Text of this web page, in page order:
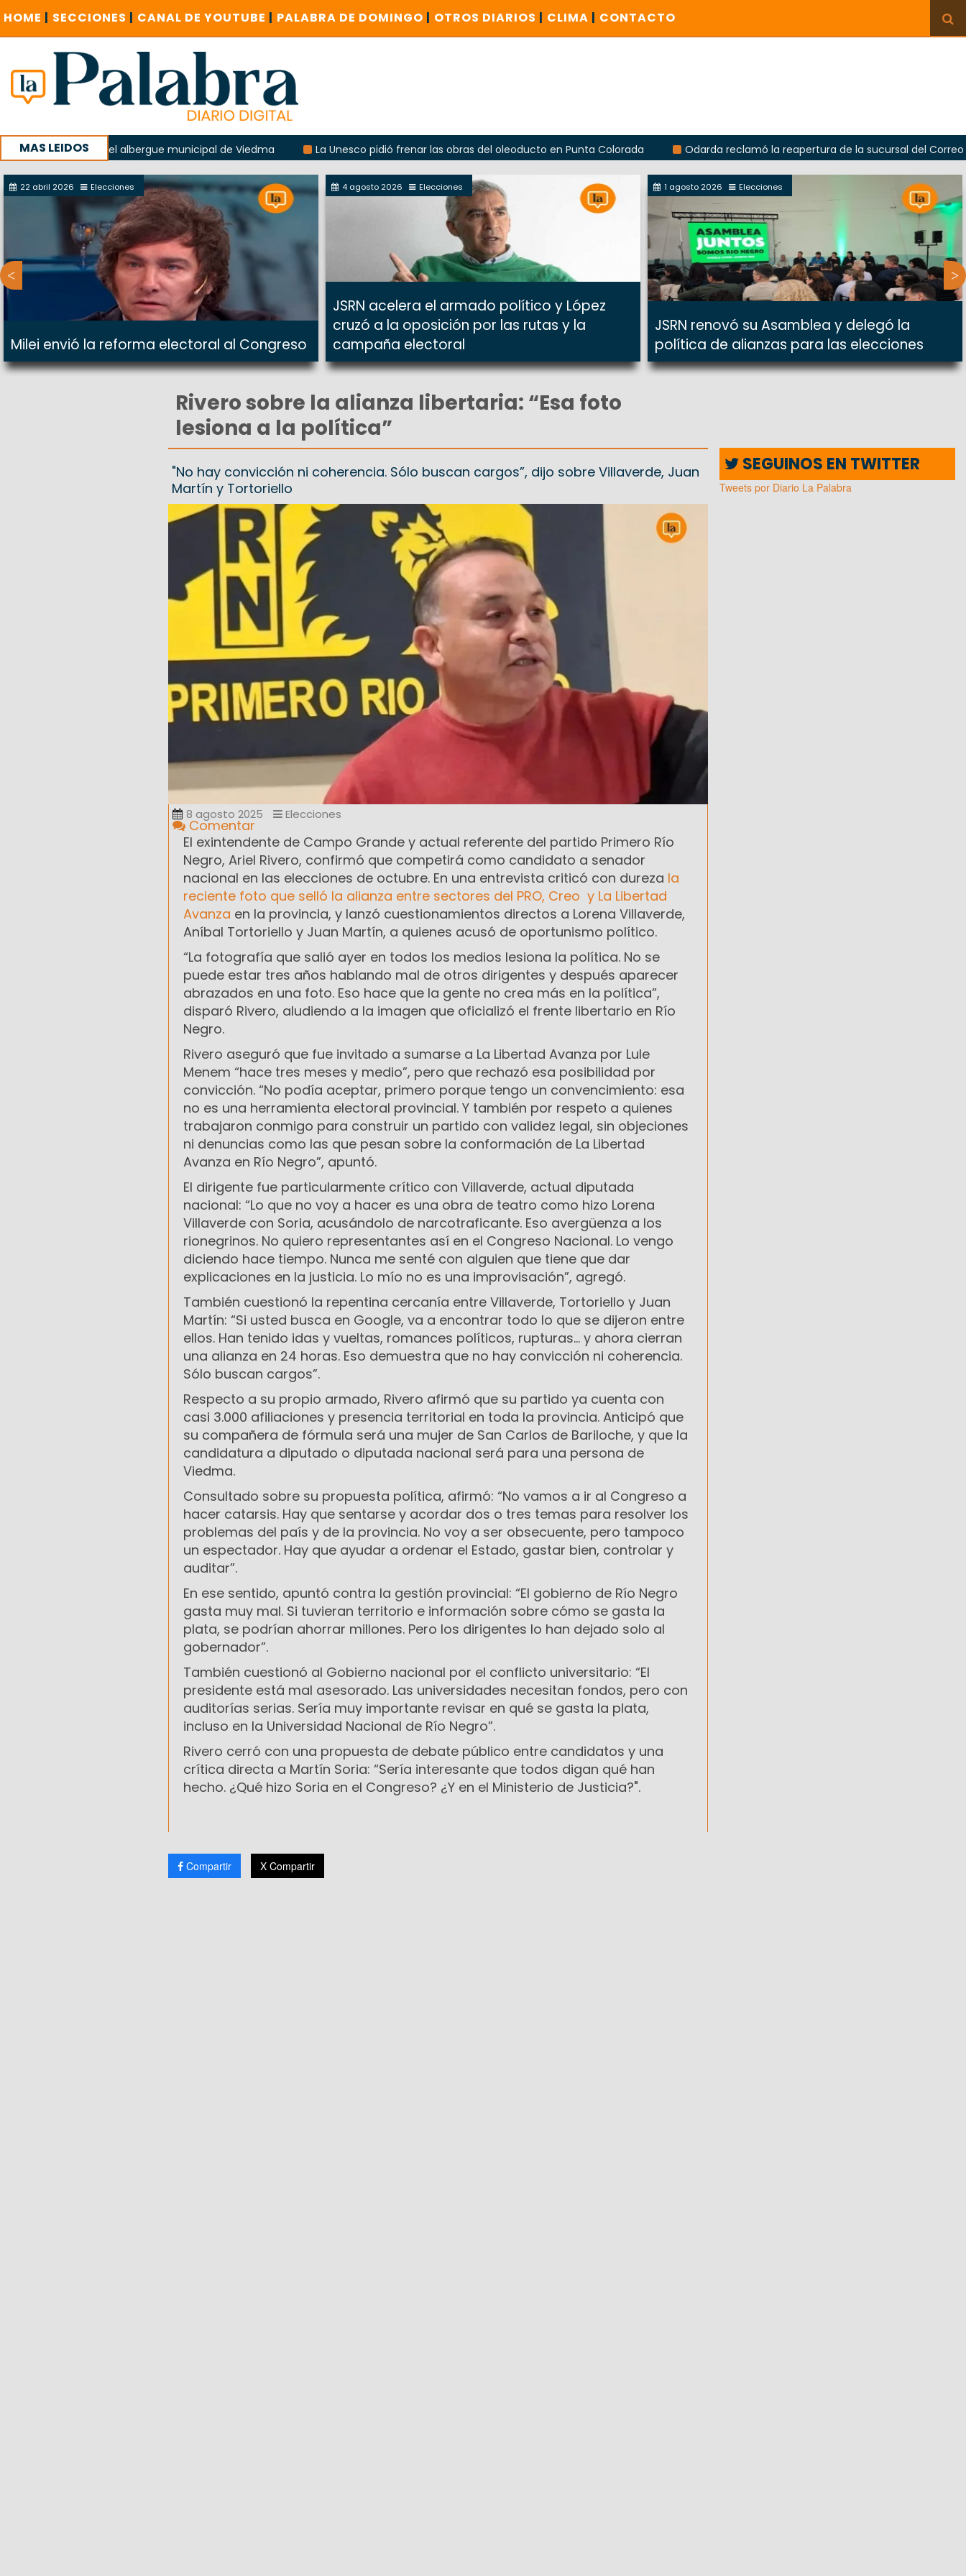
HOME | SECCIONES | CANAL DE YOUTUBE | PALABRA DE DOMINGO | OTROS DIARIOS | CLIMA | CONTACTO
MAS LEIDOSdel albergue municipal de Viedma La Unesco pidió frenar las obras del oleoducto en Punta Colorada
Odarda reclamó la reapertura de la sucursal del Correo
con un encuentro provincial en Roca
22 abril 2026 Elecciones
Milei envió la reforma electoral al Congreso
4 agosto 2026 Elecciones
JSRN acelera el armado político y López
cruzó a la oposición por las rutas y la
campaña electoral
1 agosto 2026 Elecciones
JSRN renovó su Asamblea y delegó la
política de alianzas para las elecciones
Rivero sobre la alianza libertaria: “Esa foto
lesiona a la política”
"No hay convicción ni coherencia. Sólo buscan cargos”, dijo sobre Villaverde, Juan
Martín y Tortoriello
8 agosto 2025 Elecciones
Comentar
El exintendente de Campo Grande y actual referente del partido Primero Río
Negro, Ariel Rivero, confirmó que competirá como candidato a senador
nacional en las elecciones de octubre. En una entrevista criticó con dureza la
reciente foto que selló la alianza entre sectores del PRO, Creo y La Libertad
Avanza en la provincia, y lanzó cuestionamientos directos a Lorena Villaverde,
Aníbal Tortoriello y Juan Martín, a quienes acusó de oportunismo político.
“La fotografía que salió ayer en todos los medios lesiona la política. No se
puede estar tres años hablando mal de otros dirigentes y después aparecer
abrazados en una foto. Eso hace que la gente no crea más en la política”,
disparó Rivero, aludiendo a la imagen que oficializó el frente libertario en Río
Negro.
Rivero aseguró que fue invitado a sumarse a La Libertad Avanza por Lule
Menem “hace tres meses y medio”, pero que rechazó esa posibilidad por
convicción. “No podía aceptar, primero porque tengo un convencimiento: esa
no es una herramienta electoral provincial. Y también por respeto a quienes
trabajaron conmigo para construir un partido con validez legal, sin objeciones
ni denuncias como las que pesan sobre la conformación de La Libertad
Avanza en Río Negro”, apuntó.
El dirigente fue particularmente crítico con Villaverde, actual diputada
nacional: “Lo que no voy a hacer es una obra de teatro como hizo Lorena
Villaverde con Soria, acusándolo de narcotraficante. Eso avergüenza a los
rionegrinos. No quiero representantes así en el Congreso Nacional. Lo vengo
diciendo hace tiempo. Nunca me senté con alguien que tiene que dar
explicaciones en la justicia. Lo mío no es una improvisación”, agregó.
También cuestionó la repentina cercanía entre Villaverde, Tortoriello y Juan
Martín: “Si usted busca en Google, va a encontrar todo lo que se dijeron entre
ellos. Han tenido idas y vueltas, romances políticos, rupturas… y ahora cierran
una alianza en 24 horas. Eso demuestra que no hay convicción ni coherencia.
Sólo buscan cargos”.
Respecto a su propio armado, Rivero afirmó que su partido ya cuenta con
casi 3.000 afiliaciones y presencia territorial en toda la provincia. Anticipó que
su compañera de fórmula será una mujer de San Carlos de Bariloche, y que la
candidatura a diputado o diputada nacional será para una persona de
Viedma.
Consultado sobre su propuesta política, afirmó: “No vamos a ir al Congreso a
hacer catarsis. Hay que sentarse y acordar dos o tres temas para resolver los
problemas del país y de la provincia. No voy a ser obsecuente, pero tampoco
un espectador. Hay que ayudar a ordenar el Estado, gastar bien, controlar y
auditar”.
En ese sentido, apuntó contra la gestión provincial: “El gobierno de Río Negro
gasta muy mal. Si tuvieran territorio e información sobre cómo se gasta la
plata, se podrían ahorrar millones. Pero los dirigentes lo han dejado solo al
gobernador”.
También cuestionó al Gobierno nacional por el conflicto universitario: “El
presidente está mal asesorado. Las universidades necesitan fondos, pero con
auditorías serias. Sería muy importante revisar en qué se gasta la plata,
incluso en la Universidad Nacional de Río Negro”.
Rivero cerró con una propuesta de debate público entre candidatos y una
crítica directa a Martín Soria: “Sería interesante que todos digan qué han
hecho. ¿Qué hizo Soria en el Congreso? ¿Y en el Ministerio de Justicia?".
Compartir X Compartir
SEGUINOS EN TWITTER
Tweets por Diario La Palabra